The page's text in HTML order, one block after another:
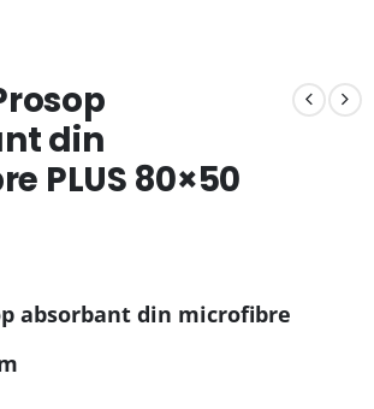
din
PLUS 80×50
absorbant din microfibre